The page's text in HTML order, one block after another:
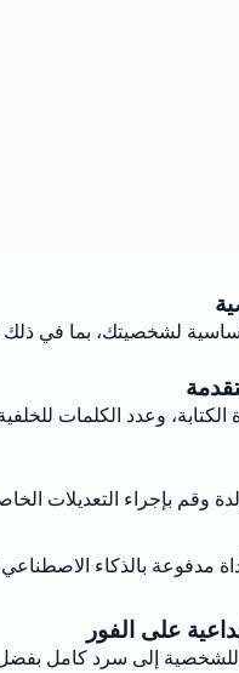
لشخصيتك، بما في
الكتابة، وعدد الكلمات
وقم بإجراء التعديلات
مدفوعة بالذكاء
على الفور
إلى سرد كامل